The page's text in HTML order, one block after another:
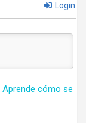
Login
Aprende cómo se